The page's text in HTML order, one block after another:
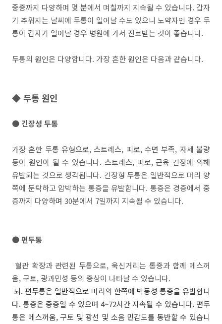
중증까지 다양하며 몇 분에서 며칠까지 지속될 수 있습니다. 갑자
기 추워지는 날씨에 두통이 일어날 수도 있으니 노약자인 경우 두
통이 갑자기 일어날 경우 병원에 가서 진료받는 것이 좋습니다.
두통의 원인은 다양합니다. 가장 흔한 원인은 다음과 같습니다.
◆ 두통 원인
● 긴장성 두통
가장 흔한 두통 유형으로, 스트레스, 피로, 수면 부족, 자세 불량
등이 원인이 될 수 있습니다. 스트레스, 피로, 근육 긴장에 의해
유발되는 것으로 생각됩니다. 긴장형 두통은 일반적으로 머리 양
쪽에 둔탁하고 압박하는 통증을 유발합니다. 통증은 경증에서 중
증까지 다양하며 30분에서 7일까지 지속될 수 있습니다.
● 편두통
혈관 확장과 관련된 두통으로, 욱신거리는 통증과 함께 메스꺼
움, 구토, 광과민성 등의 증상이 나타날 수 있습니다.
뇌. 편두통은 일반적으로 머리의 한쪽에 박동성 통증을 유발합니
다. 통증은 중증일 수 있으며 4~72시간 지속될 수 있습니다. 편두
통은 메스꺼움, 구토 및 광선 및 소음 민감도를 동반할 수 있습니